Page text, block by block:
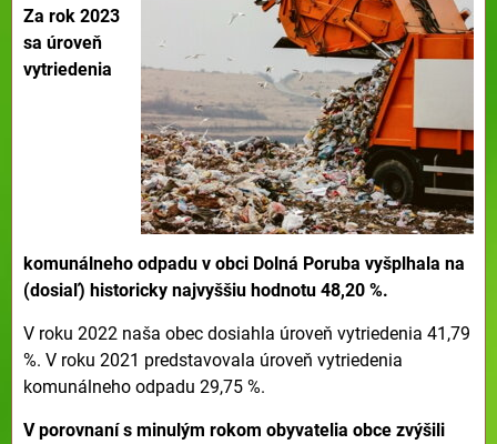
Za rok 2023
sa úroveň
vytriedenia
komunálneho odpadu v obci Dolná Poruba vyšplhala na
(dosiaľ) historicky najvyššiu hodnotu 48,20 %.
V roku 2022 naša obec dosiahla úroveň vytriedenia 41,79
%. V roku 2021 predstavovala úroveň vytriedenia
komunálneho odpadu 29,75 %.
V porovnaní s minulým rokom obyvatelia obce zvýšili